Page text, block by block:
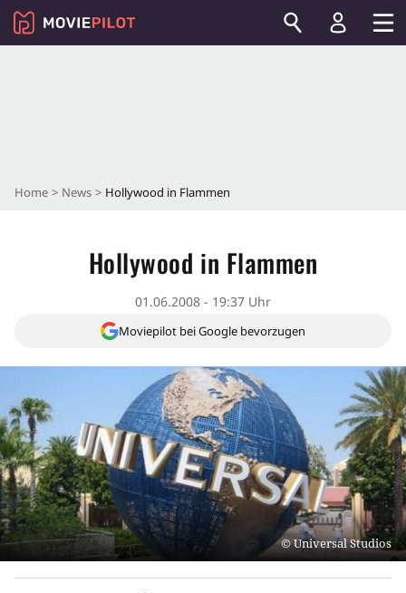
Home News Hollywood in Flammen
Hollywood in Flammen
01.06.2008 - 19:37 Uhr
Moviepilot bei Google bevorzugen
Universal Studios